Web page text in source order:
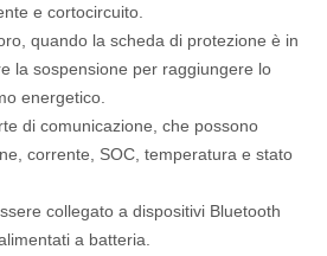
e cortocircuito.
quando la scheda di protezione è in
la sospensione per raggiungere lo
energetico.
di comunicazione, che possono
corrente, SOC, temperatura e stato
collegato a dispositivi Bluetooth
a batteria.